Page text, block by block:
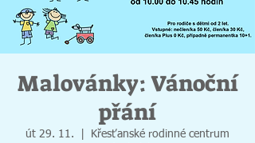
Malovánky: Vánoční
přání
út 29. 11.
Křesťanské rodinné centrum